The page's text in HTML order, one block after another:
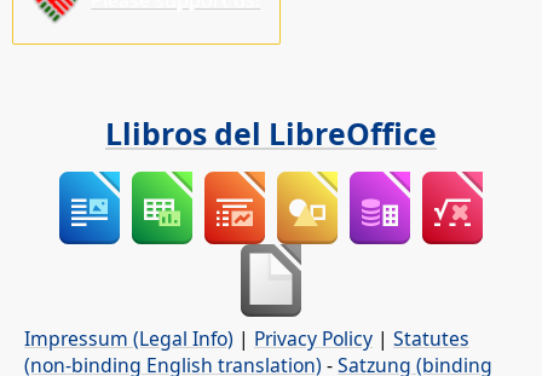
Llibros del LibreOffice
Impressum (Legal Info) | Privacy Policy | Statutes
(non-binding English translation) -Satzung (binding